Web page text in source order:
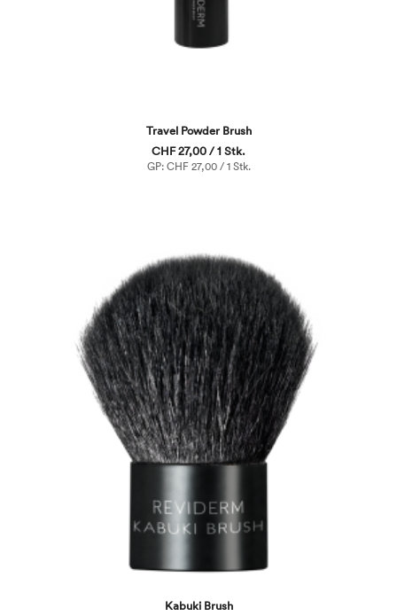
Travel Powder Brush
CHF 27,00 / 1 Stk.
GP: CHF 27,00 / 1 Stk.
Kabuki Brush